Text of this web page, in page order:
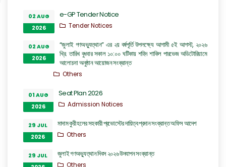
02 AUG
2026
e-GP Tender Notice
Tender Notices
02 AUG
2026
“জুলাই গণঅভ্যুত্থান” এর ২য় বর্ষপূর্তি উপলক্ষ্যে আগামী ৫ই আগস্ট, ২০২৬
খ্রি. তারিখ বুধবার সকাল ১০:০০ ঘটিকায় শহিদ শাকিল পারভেজ অডিটোরিয়ামে
আলোচনা অনুষ্ঠান আয়োজন সংক্রান্ত
Others
01 AUG
2026
Seat Plan 2026
Admission Notices
29 JUL
2026
মাদাম কুরী হলের সহকারী প্রভোস্টের দায়িত্ব প্রদান সংক্রান্ত অফিস আদেশ
Others
29 JUL
জুলাই গণঅভ্যুত্থান দিবস ২০২৬ উদযাপন সংক্রান্ত
Others